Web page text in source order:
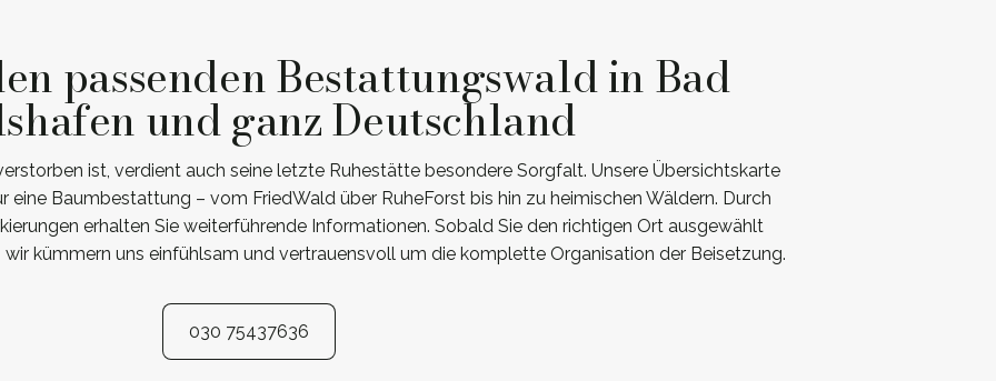
passenden Bestattungswald in Bad
und ganz Deutschland
ist, verdient auch seine letzte Ruhestätte besondere Sorgfalt. Unsere Übersichtskarte
Baumbestattung – vom FriedWald über RuheForst bis hin zu heimischen Wäldern. Durch
erhalten Sie weiterführende Informationen. Sobald Sie den richtigen Ort ausgewählt
wir kümmern uns einfühlsam und vertrauensvoll um die komplette Organisation der Beisetzung.
030 75437636